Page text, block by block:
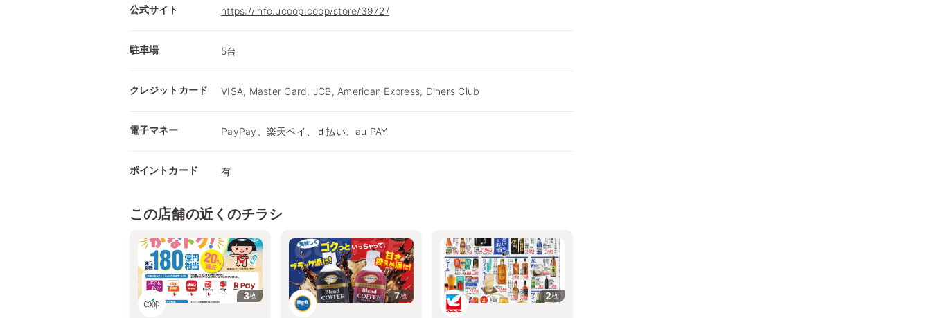
公式サイト https://info.ucoop.coop/store/3972/
駐車場 5台
クレジットカード VISA, Master Card, JCB, American Express, Diners Club
電子マネー PayPay、楽天ペイ、ｄ払い、au PAY
ポイントカード 有
この店舗の近くのチラシ
3枚 7枚 2枚